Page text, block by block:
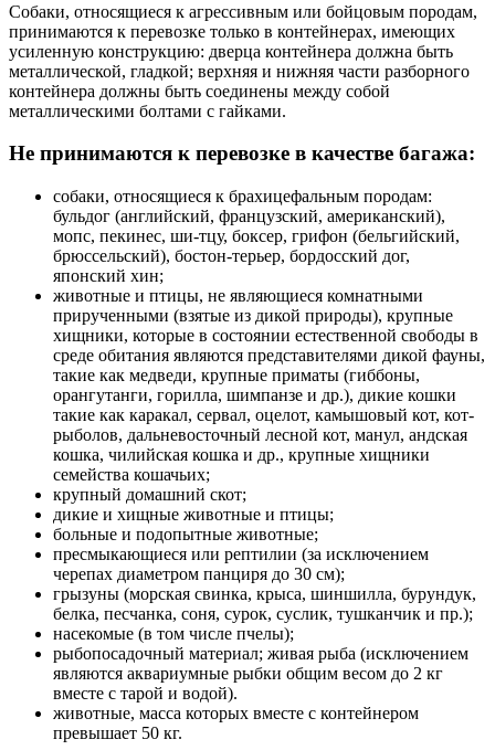
Собаки, относящиеся к агрессивным или бойцовым породам,
принимаются к перевозке только в контейнерах, имеющих
усиленную конструкцию: дверца контейнера должна быть
металлической, гладкой; верхняя и нижняя части разборного
контейнера должны быть соединены между собой
металлическими болтами с гайками.
Не принимаются к перевозке в качестве багажа:
собаки, относящиеся к брахицефальным породам:
бульдог (английский, французский, американский),
мопс, пекинес, ши-тцу, боксер, грифон (бельгийский,
брюссельский), бостон-терьер, бордосский дог,
японский хин;
животные и птицы, не являющиеся комнатными
прирученными (взятые из дикой природы), крупные
хищники, которые в состоянии естественной свободы в
среде обитания являются представителями дикой фауны,
такие как медведи, крупные приматы (гиббоны,
орангутанги, горилла, шимпанзе и др.), дикие кошки
такие как каракал, сервал, оцелот, камышовый кот, кот-
рыболов, дальневосточный лесной кот, манул, андская
кошка, чилийская кошка и др., крупные хищники
семейства кошачьих;
крупный домашний скот;
дикие и хищные животные и птицы;
больные и подопытные животные;
пресмыкающиеся или рептилии (за исключением
черепах диаметром панциря до 30 см);
грызуны (морская свинка, крыса, шиншилла, бурундук,
белка, песчанка, соня, сурок, суслик, тушканчик и пр.);
насекомые (в том числе пчелы);
рыбопосадочный материал; живая рыба (исключением
являются аквариумные рыбки общим весом до 2 кг
вместе с тарой и водой).
животные, масса которых вместе с контейнером
превышает 50 кг.